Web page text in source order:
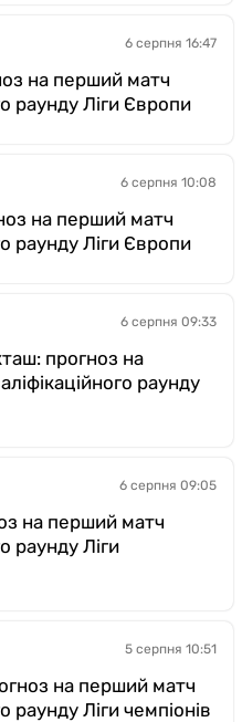
6 серпня 16:47
на перший матч
раунду Ліги Європи
6 серпня 10:08
на перший матч
раунду Ліги Європи
6 серпня 09:33
прогноз на
раунду
6 серпня 09:05
на перший матч
раунду Ліги
5 серпня 10:51
на перший матч
раунду Ліги чемпіонів